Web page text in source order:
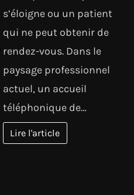
s’éloigne ou un patient
qui ne peut obtenir de
rendez-vous. Dans le
paysage professionnel
actuel, un accueil
téléphonique de…
Lire l'article